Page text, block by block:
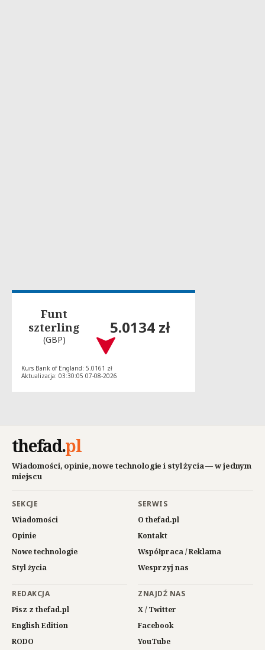
Funt
szterling
(GBP)
5.0134 zł
Kurs Bank of England: 5.0161 zł
Aktualizacja: 03:30:05 07-08-2026
thefad.pl
Wiadomości, opinie, nowe technologie i styl życia — w jednym
miejscu
SEKCJE
Wiadomości
Opinie
Nowe technologie
Styl życia
SERWIS
O thefad.pl
Kontakt
Współpraca / Reklama
Wesprzyj nas
REDAKCJA
Pisz z thefad.pl
English Edition
RODO
ZNAJDŹ NAS
X / Twitter
Facebook
YouTube